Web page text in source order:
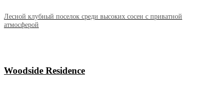
Лесной клубный поселок среди высоких сосен с приватной
атмосферой
Woodside Residence